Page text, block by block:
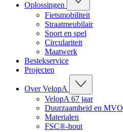
Oplossingen
Fietsmobiliteit
Straatmeubilair
Sport en spel
Circulariteit
Maatwerk
Bestekservice
Projecten
Over VelopA
VelopA 67 jaar
Duurzaamheid en MVO
Materialen
FSC®-hout